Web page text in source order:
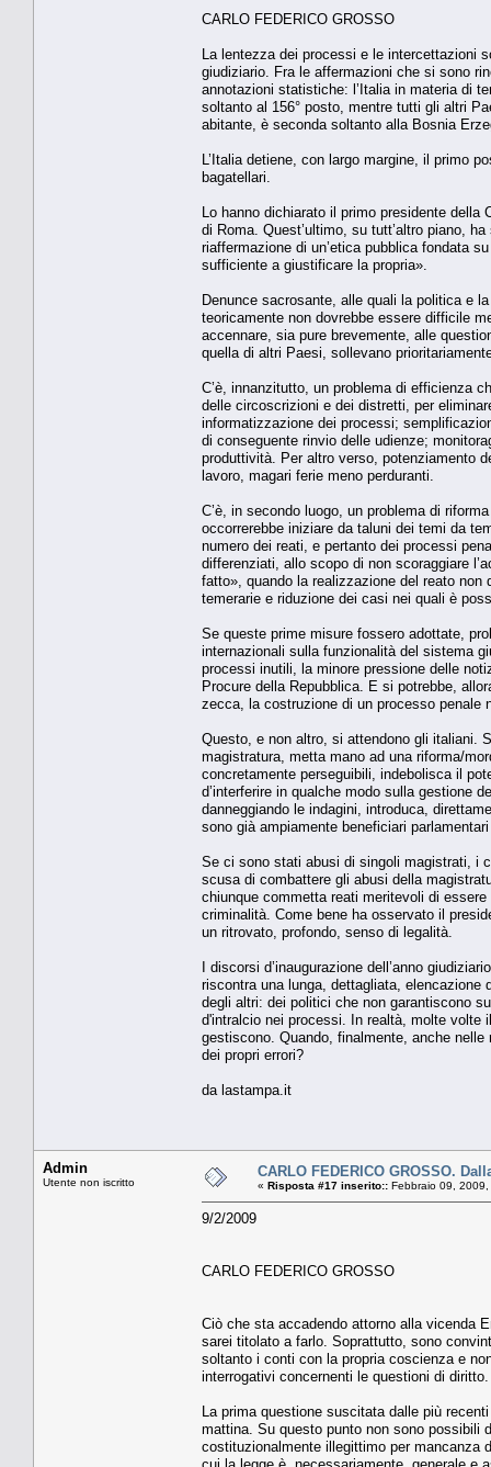
CARLO FEDERICO GROSSO
La lentezza dei processi e le intercettazioni
giudiziario. Fra le affermazioni che si sono
annotazioni statistiche: l’Italia in materia di
soltanto al 156° posto, mentre tutti gli altri
abitante, è seconda soltanto alla Bosnia
L’Italia detiene, con largo margine, il primo
bagatellari.
Lo hanno dichiarato il primo presidente
di Roma. Quest’ultimo, su tutt’altro piano,
riaffermazione di un’etica pubblica fondata
sufficiente a giustificare la propria».
Denunce sacrosante, alle quali la politica e
teoricamente non dovrebbe essere difficile
accennare, sia pure brevemente, alle
quella di altri Paesi, sollevano
C’è, innanzitutto, un problema di efficienza
delle circoscrizioni e dei distretti, per
informatizzazione dei processi;
di conseguente rinvio delle udienze;
produttività. Per altro verso, potenziamento
lavoro, magari ferie meno perduranti.
C’è, in secondo luogo, un problema di
occorrerebbe iniziare da taluni dei temi da
numero dei reati, e pertanto dei processi
differenziati, allo scopo di non scoraggiare
fatto», quando la realizzazione del reato
temerarie e riduzione dei casi nei quali è
Se queste prime misure fossero adottate,
internazionali sulla funzionalità del sistema
processi inutili, la minore pressione delle
Procure della Repubblica. E si potrebbe,
zecca, la costruzione di un processo penale
Questo, e non altro, si attendono gli italiani.
magistratura, metta mano ad una riforma/
concretamente perseguibili, indebolisca il
d’interferire in qualche modo sulla gestione
danneggiando le indagini, introduca,
sono già ampiamente beneficiari
Se ci sono stati abusi di singoli magistrati, i
scusa di combattere gli abusi della
chiunque commetta reati meritevoli di
criminalità. Come bene ha osservato il
un ritrovato, profondo, senso di legalità.
I discorsi d’inaugurazione dell’anno
riscontra una lunga, dettagliata,
degli altri: dei politici che non garantiscono
d'intralcio nei processi. In realtà, molte
gestiscono. Quando, finalmente, anche
dei propri errori?
da lastampa.it
Admin
Utente non iscritto
CARLO FEDERICO GROSSO.
« Risposta #17 inserito:: Febbraio 09,
9/2/2009
CARLO FEDERICO GROSSO
Ciò che sta accadendo attorno alla vicenda
sarei titolato a farlo. Soprattutto, sono
soltanto i conti con la propria coscienza e
interrogativi concernenti le questioni di diritto.
La prima questione suscitata dalle più
mattina. Su questo punto non sono possibili
costituzionalmente illegittimo per mancanza